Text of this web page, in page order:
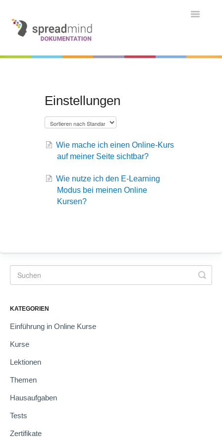
Toggle
Einstellungen
Wie mache ich einen Online-Kurs
auf meiner Seite sichtbar?
Wie nutze ich den E-Learning
Modus bei meinen Online
Kursen?
KATEGORIEN
Einführung in Online Kurse
Kurse
Lektionen
Themen
Hausaufgaben
Tests
Zertifikate